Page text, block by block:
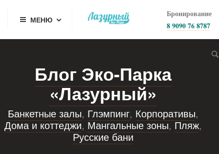
МЕНЮ
Бронирование
8 9090 76 8787
Блог Эко-Парка
«Лазурный»
Банкетные залы, Глэмпинг, Корпоративы,
Дома и коттеджи, Мангальные зоны,Пляж,
Русские бани